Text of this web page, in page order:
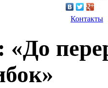
Контакты